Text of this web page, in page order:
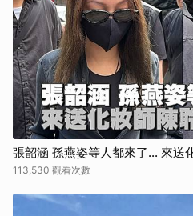
張韶涵 孫燕姿等人都來了... 來送
113,530 觀看次數